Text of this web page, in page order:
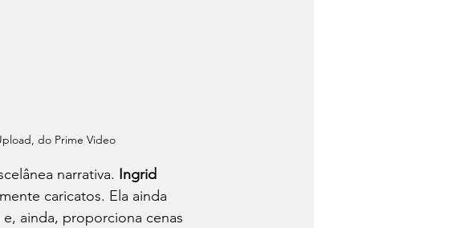
do Prime Video
narrativa. Ingrid
caricatos. Ela ainda
ainda, proporciona cenas